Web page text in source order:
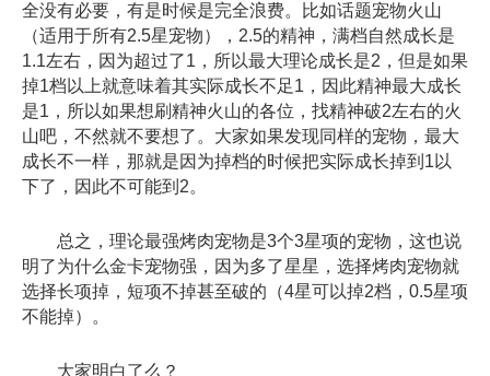
全没有必要，有是时候是完全浪费。比如话题宠物火山
（适用于所有2.5星宠物），2.5的精神，满档自然成长是
1.1左右，因为超过了1，所以最大理论成长是2，但是如果
掉1档以上就意味着其实际成长不足1，因此精神最大成长
是1，所以如果想刷精神火山的各位，找精神破2左右的火
山吧，不然就不要想了。大家如果发现同样的宠物，最大
成长不一样，那就是因为掉档的时候把实际成长掉到1以
下了，因此不可能到2。
总之，理论最强烤肉宠物是3个3星项的宠物，这也说
明了为什么金卡宠物强，因为多了星星，选择烤肉宠物就
选择长项掉，短项不掉甚至破的（4星可以掉2档，0.5星项
不能掉）。
大家明白了么？